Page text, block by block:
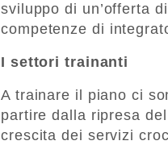
sviluppo di un’offerta
competenze di
I settori trainanti
A trainare il piano ci
partire dalla ripresa
crescita dei servizi